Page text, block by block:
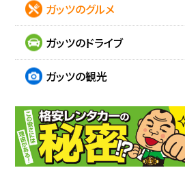
ガッツのグルメ
ガッツのドライブ
ガッツの観光